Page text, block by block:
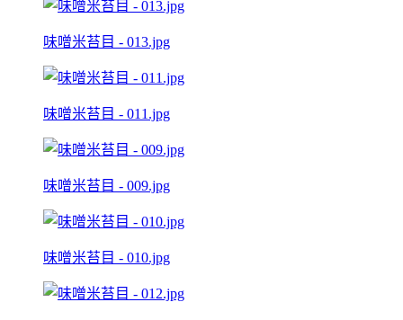
味噌米苔目 - 013.jpg
味噌米苔目 - 011.jpg
味噌米苔目 - 009.jpg
味噌米苔目 - 010.jpg